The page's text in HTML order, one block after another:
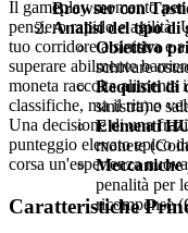
Il gameplay momento
pensiero rapido e agilità.
tuo corridore a sinistra e
superare abilmente
moneta raccolta
classifiche, ma il ritmo
Una decisione di una
punteggio elevato epico
corsa un'esperienza
Caratteristiche
Browser con
Analisi del tipo di
Obiettivo
schivare
Requisiti di
sinistra) e
Elementi
monete
penalità per
ricompense